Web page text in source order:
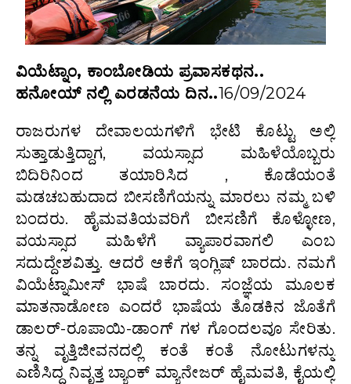
ವಿಯೆಟ್ನಾಂ, ಕಾಂಬೋಡಿಯ ಪ್ರವಾಸಕಥನ..
ಹನೋಯ್ ನಲ್ಲಿ ಎರಡನೆಯ ದಿನ..16/09/2024
ರಾಜರುಗಳ ದೇವಾಲಯಗಳಿಗೆ ಭೇಟಿ ಕೊಟ್ಟು ಅಲ್ಲಿ
ಸುತ್ತಾಡುತ್ತಿದ್ದಾಗ, ವಯಸ್ಸಾದ ಮಹಿಳೆಯೊಬ್ಬರು
ಬಿದಿರಿನಿಂದ ತಯಾರಿಸಿದ , ಕೊಡೆಯಂತೆ
ಮಡಚಬಹುದಾದ ಬೀಸಣಿಗೆಯನ್ನು ಮಾರಲು ನಮ್ಮ ಬಳಿ
ಬಂದರು. ಹೈಮವತಿಯವರಿಗೆ ಬೀಸಣಿಗೆ ಕೊಳ್ಳೋಣ,
ವಯಸ್ಸಾದ ಮಹಿಳೆಗೆ ವ್ಯಾಪಾರವಾಗಲಿ ಎಂಬ
ಸದುದ್ದೇಶವಿತ್ತು. ಆದರೆ ಆಕೆಗೆ ಇಂಗ್ಲಿಷ್ ಬಾರದು. ನಮಗೆ
ವಿಯೆಟ್ನಾಮೀಸ್ ಭಾಷೆ ಬಾರದು. ಸಂಜ್ಞೆಯ ಮೂಲಕ
ಮಾತನಾಡೋಣ ಎಂದರೆ ಭಾಷೆಯ ತೊಡಕಿನ ಜೊತೆಗೆ
ಡಾಲರ್-ರೂಪಾಯಿ-ಡಾಂಗ್ ಗಳ ಗೊಂದಲವೂ ಸೇರಿತು.
ತನ್ನ ವೃತ್ತಿಜೀವನದಲ್ಲಿ ಕಂತೆ ಕಂತೆ ನೋಟುಗಳನ್ನು
ಎಣಿಸಿದ್ದ ನಿವೃತ್ತ ಬ್ಯಾಂಕ್ ಮ್ಯಾನೇಜರ್ ಹೈಮವತಿ, ಕೈಯಲ್ಲಿ